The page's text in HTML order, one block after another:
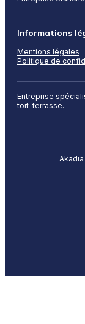
Entreprise
toit-terrasse.
Informations
Mentions légales
Politique de